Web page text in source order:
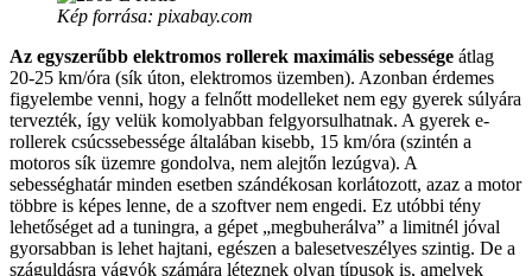
Kép forrása: pixabay.com
Az egyszerűbb elektromos rollerek maximális sebessége átlag
20-25 km/óra (sík úton, elektromos üzemben). Azonban érdemes
figyelembe venni, hogy a felnőtt modelleket nem egy gyerek súlyára
tervezték, így velük komolyabban felgyorsulhatnak. A gyerek e-
rollerek csúcssebessége általában kisebb, 15 km/óra (szintén a
motoros sík üzemre gondolva, nem alejtőn lezúgva). A
sebességhatár minden esetben szándékosan korlátozott, azaz a motor
többre is képes lenne, de a szoftver nem engedi. Ez utóbbi tény
lehetőséget ad a tuningra, a gépet „megbuherálva” a limitnél jóval
gyorsabban is lehet hajtani, egészen a balesetveszélyes szintig. De a
száguldásra vágyók számára léteznek olyan típusok is, amelyek